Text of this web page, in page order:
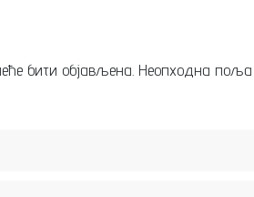
бити објављена. Неопходна поља